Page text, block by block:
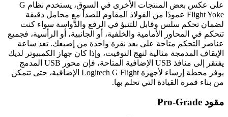
على عكس بعض المنتجات الأخرى في السوق، يستخدم نظام G
Flight Yoke عمودًا من الفولاذ المقاوم للصدأ مع محامل دقيقة
لضمان تحكم سلس وقابل للتنبؤ في الرفع والدَّواسة سواء كنت
تتحكم في المحاور الأمامية والخلفية، أو الجانبية، أو الرأسية، فجميع
عناصر التحكم متاحة على بعد نقرة واحدة من إصبعك. تعد ساعة
الإيقاف المدمجة مثالية لنهج التوقيت، وإذا كان جهاز الكمبيوتر لديك
يفتقر إلى منافذ USB الإضافية المتاحة، فإن محور USB المدمج
يوفر محطة إرساء لأجهزة Logitech G Flight الإضافية، حتى تتمكن
من بناء قمرة القيادة التي تحلم بها.
مقود Pro-Grade